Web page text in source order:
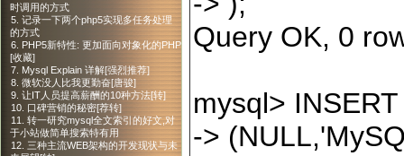
时调用的方式
5. 记录一下两个php5实现多任务处理
的方式
6. PHP5新特性: 更加面向对象化的PHP
[收藏]
7. Mysql Explain 详解[强烈推荐]
8. 微软没人比我更勤奋[唐骏]
9. 让IT人员提高薪酬的10种方法[转]
10. 口碑营销的秘密[荐转]
11. 转一研究mysql全文索引的好文,对
于小站做简单搜索特有用
12. 三种主流WEB架构的开发现状与未
Query OK, 0
mysql>
-> (NULL,'